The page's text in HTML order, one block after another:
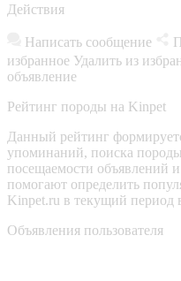
Действия
Написать сообщение
избранное Удалить из
объявление
Рейтинг породы на Kinpet
Данный рейтинг
упоминаний, поиска
посещаемости объявлений
помогают определить
Kinpet.ru в текущий период
Объявления пользователя